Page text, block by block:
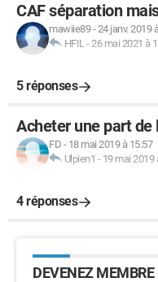
CAF séparation
mawiie89-24 janv. 2019
HFIL-26 mai 2021 à
5 réponses
Acheter une part
FD - 18 mai 2019 à 15:57
Ulpien1 - 19 mai 2019
4 réponses
DEVENEZ MEMBRE